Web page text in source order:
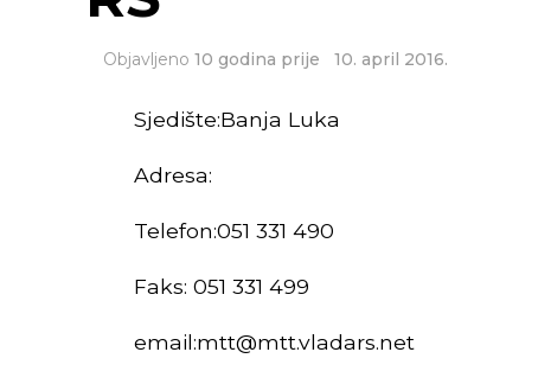
Objavljeno 10 godina prije 10. april 2016.
Sjedište:Banja Luka
Adresa:
Telefon:051 331 490
Faks: 051 331 499
email:mtt@mtt.vladars.net